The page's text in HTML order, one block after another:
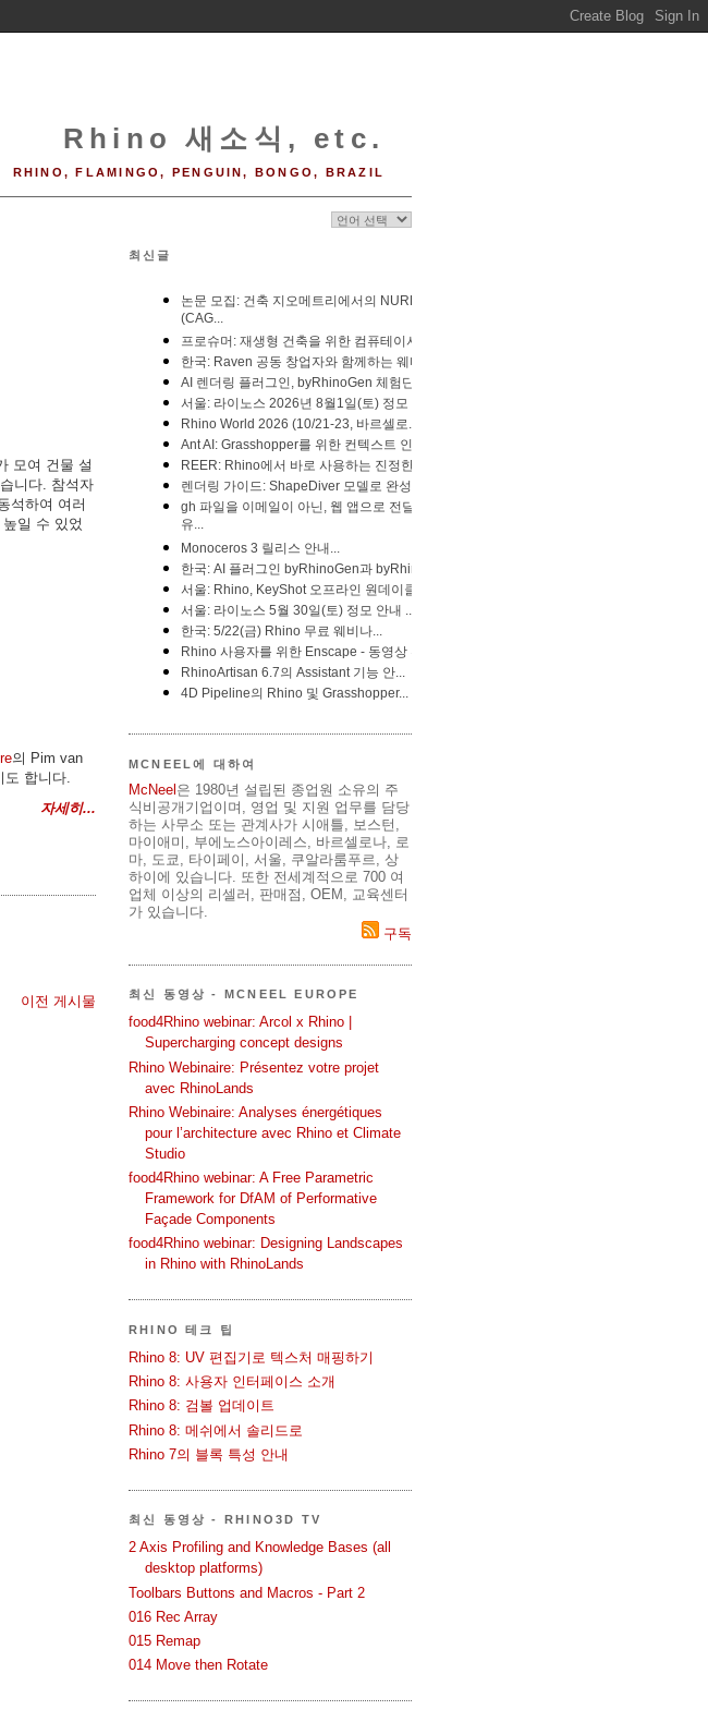
Rhino 새소식, etc.
RHINO, FLAMINGO, PENGUIN, BONGO, BRAZIL
모여 건물 설
니다. 참석자
석하여 여러
일 수 있었
의 Pim van
도 합니다.
자세히...
이전 게시물
최신글
MCNEEL에 대하여
McNeel 은 1980년 설립된 종업원 소유의 주
식비공개기업이며, 영업 및 지원 업무를 담당
하는 사무소 또는 관계사가 시애틀, 보스턴,
마이애미, 부에노스아이레스, 바르셀로나, 로
마, 도쿄, 타이페이, 서울, 쿠알라룸푸르, 상
하이에 있습니다. 또한 전세계적으로 700 여
업체 이상의 리셀러, 판매점, OEM, 교육센터
가 있습니다.
구독
최신 동영상 - MCNEEL EUROPE
food4Rhino webinar: Arcol x Rhino |
Supercharging concept designs
Rhino Webinaire: Présentez votre projet
avec RhinoLands
Rhino Webinaire: Analyses énergétiques
pour l’architecture avec Rhino et Climate
Studio
food4Rhino webinar: A Free Parametric
Framework for DfAM of Performative
Façade Components
food4Rhino webinar: Designing Landscapes
in Rhino with RhinoLands
RHINO 테크 팁
Rhino 8: UV 편집기로 텍스처 매핑하기
Rhino 8: 사용자 인터페이스 소개
Rhino 8: 검볼 업데이트
Rhino 8: 메쉬에서 솔리드로
Rhino 7의 블록 특성 안내
최신 동영상 - RHINO3D TV
2 Axis Profiling and Knowledge Bases (all
desktop platforms)
Toolbars Buttons and Macros - Part 2
016 Rec Array
015 Remap
014 Move then Rotate